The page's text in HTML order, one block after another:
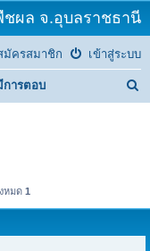
ชผล จ.อุบลราชธานี
เข้าสู่ระบบ
มัครสมาชิก
การตอบ
หมด 1